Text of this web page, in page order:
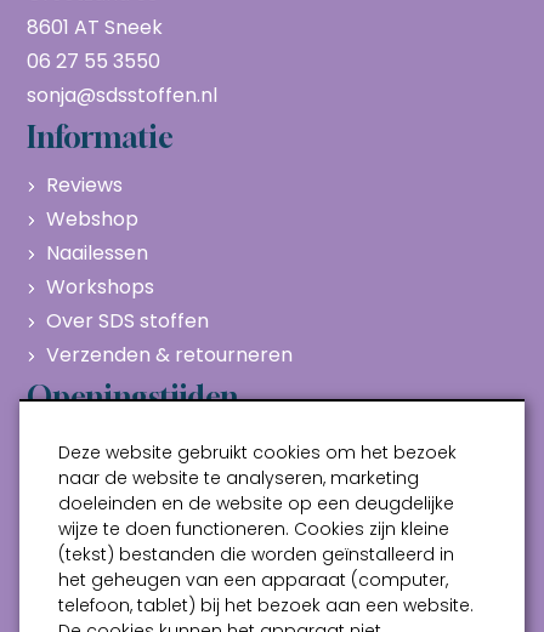
8601 AT Sneek
06 27 55 3550
sonja@sdsstoffen.nl
Informatie
Reviews
Webshop
Naailessen
Workshops
Over SDS stoffen
Verzenden & retourneren
Openingstijden
Maandag
Gesloten
Dinsdag
10:00 - 17:00
Woensdag
10:00 - 17:00
Donderdag
10:00 - 17:00
Vrijdag
10:00 - 17:00
Zaterdag
10:00 - 17:00
Deze website gebruikt cookies om het bezoek
naar de website te analyseren, marketing
doeleinden en de website op een deugdelijke
wijze te doen functioneren. Cookies zijn kleine
(tekst) bestanden die worden geïnstalleerd in
het geheugen van een apparaat (computer,
telefoon, tablet) bij het bezoek aan een website.